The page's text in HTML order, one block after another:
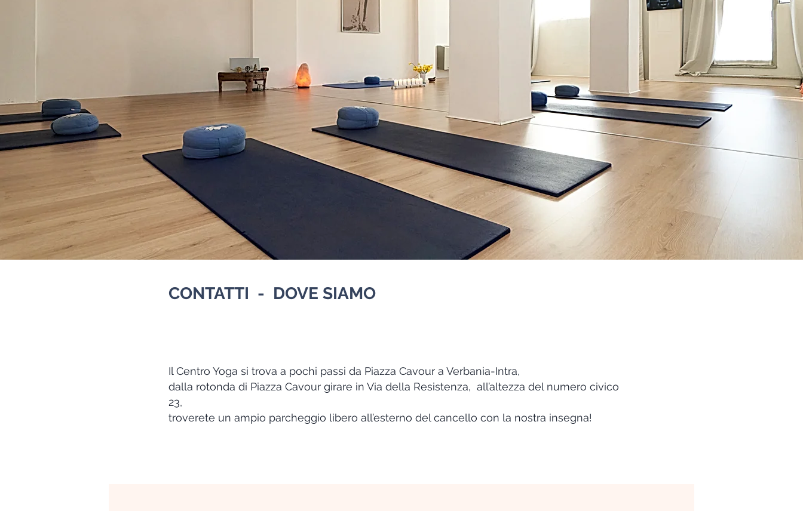
CONTATTI - DOVE SIAMO
Il Centro Yoga si trova a pochi passi da Piazza Cavour a Verbania-Intra,
dalla rotonda di Piazza Cavour girare in Via della Resistenza, all’altezza del numero civico
23,
troverete un ampio parcheggio libero all’esterno del cancello con la nostra insegna!